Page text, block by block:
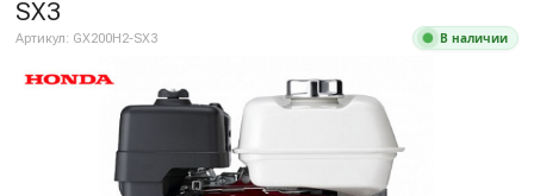
SX3
Артикул: GX200H2-SX3 В наличии